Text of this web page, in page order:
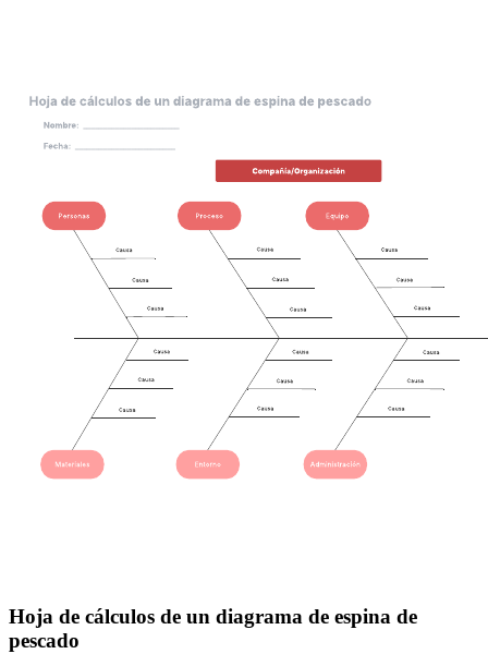
Hoja de cálculos de un diagrama de espina de
pescado